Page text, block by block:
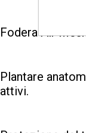
Fodera Air
Plantare
attivi.